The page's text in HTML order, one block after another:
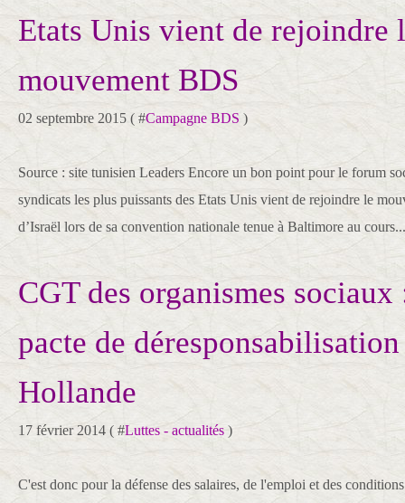
Etats Unis vient de rejoindre
mouvement BDS
02 septembre 2015 ( #Campagne BDS )
Source : site tunisien Leaders Encore un bon point pour le forum
syndicats les plus puissants des Etats Unis vient de rejoindre le
d’Israël lors de sa convention nationale tenue à Baltimore au cours...
CGT des organismes
pacte de
Hollande
17 février 2014 ( #Luttes - actualités )
C'est donc pour la défense des salaires, de l'emploi et des